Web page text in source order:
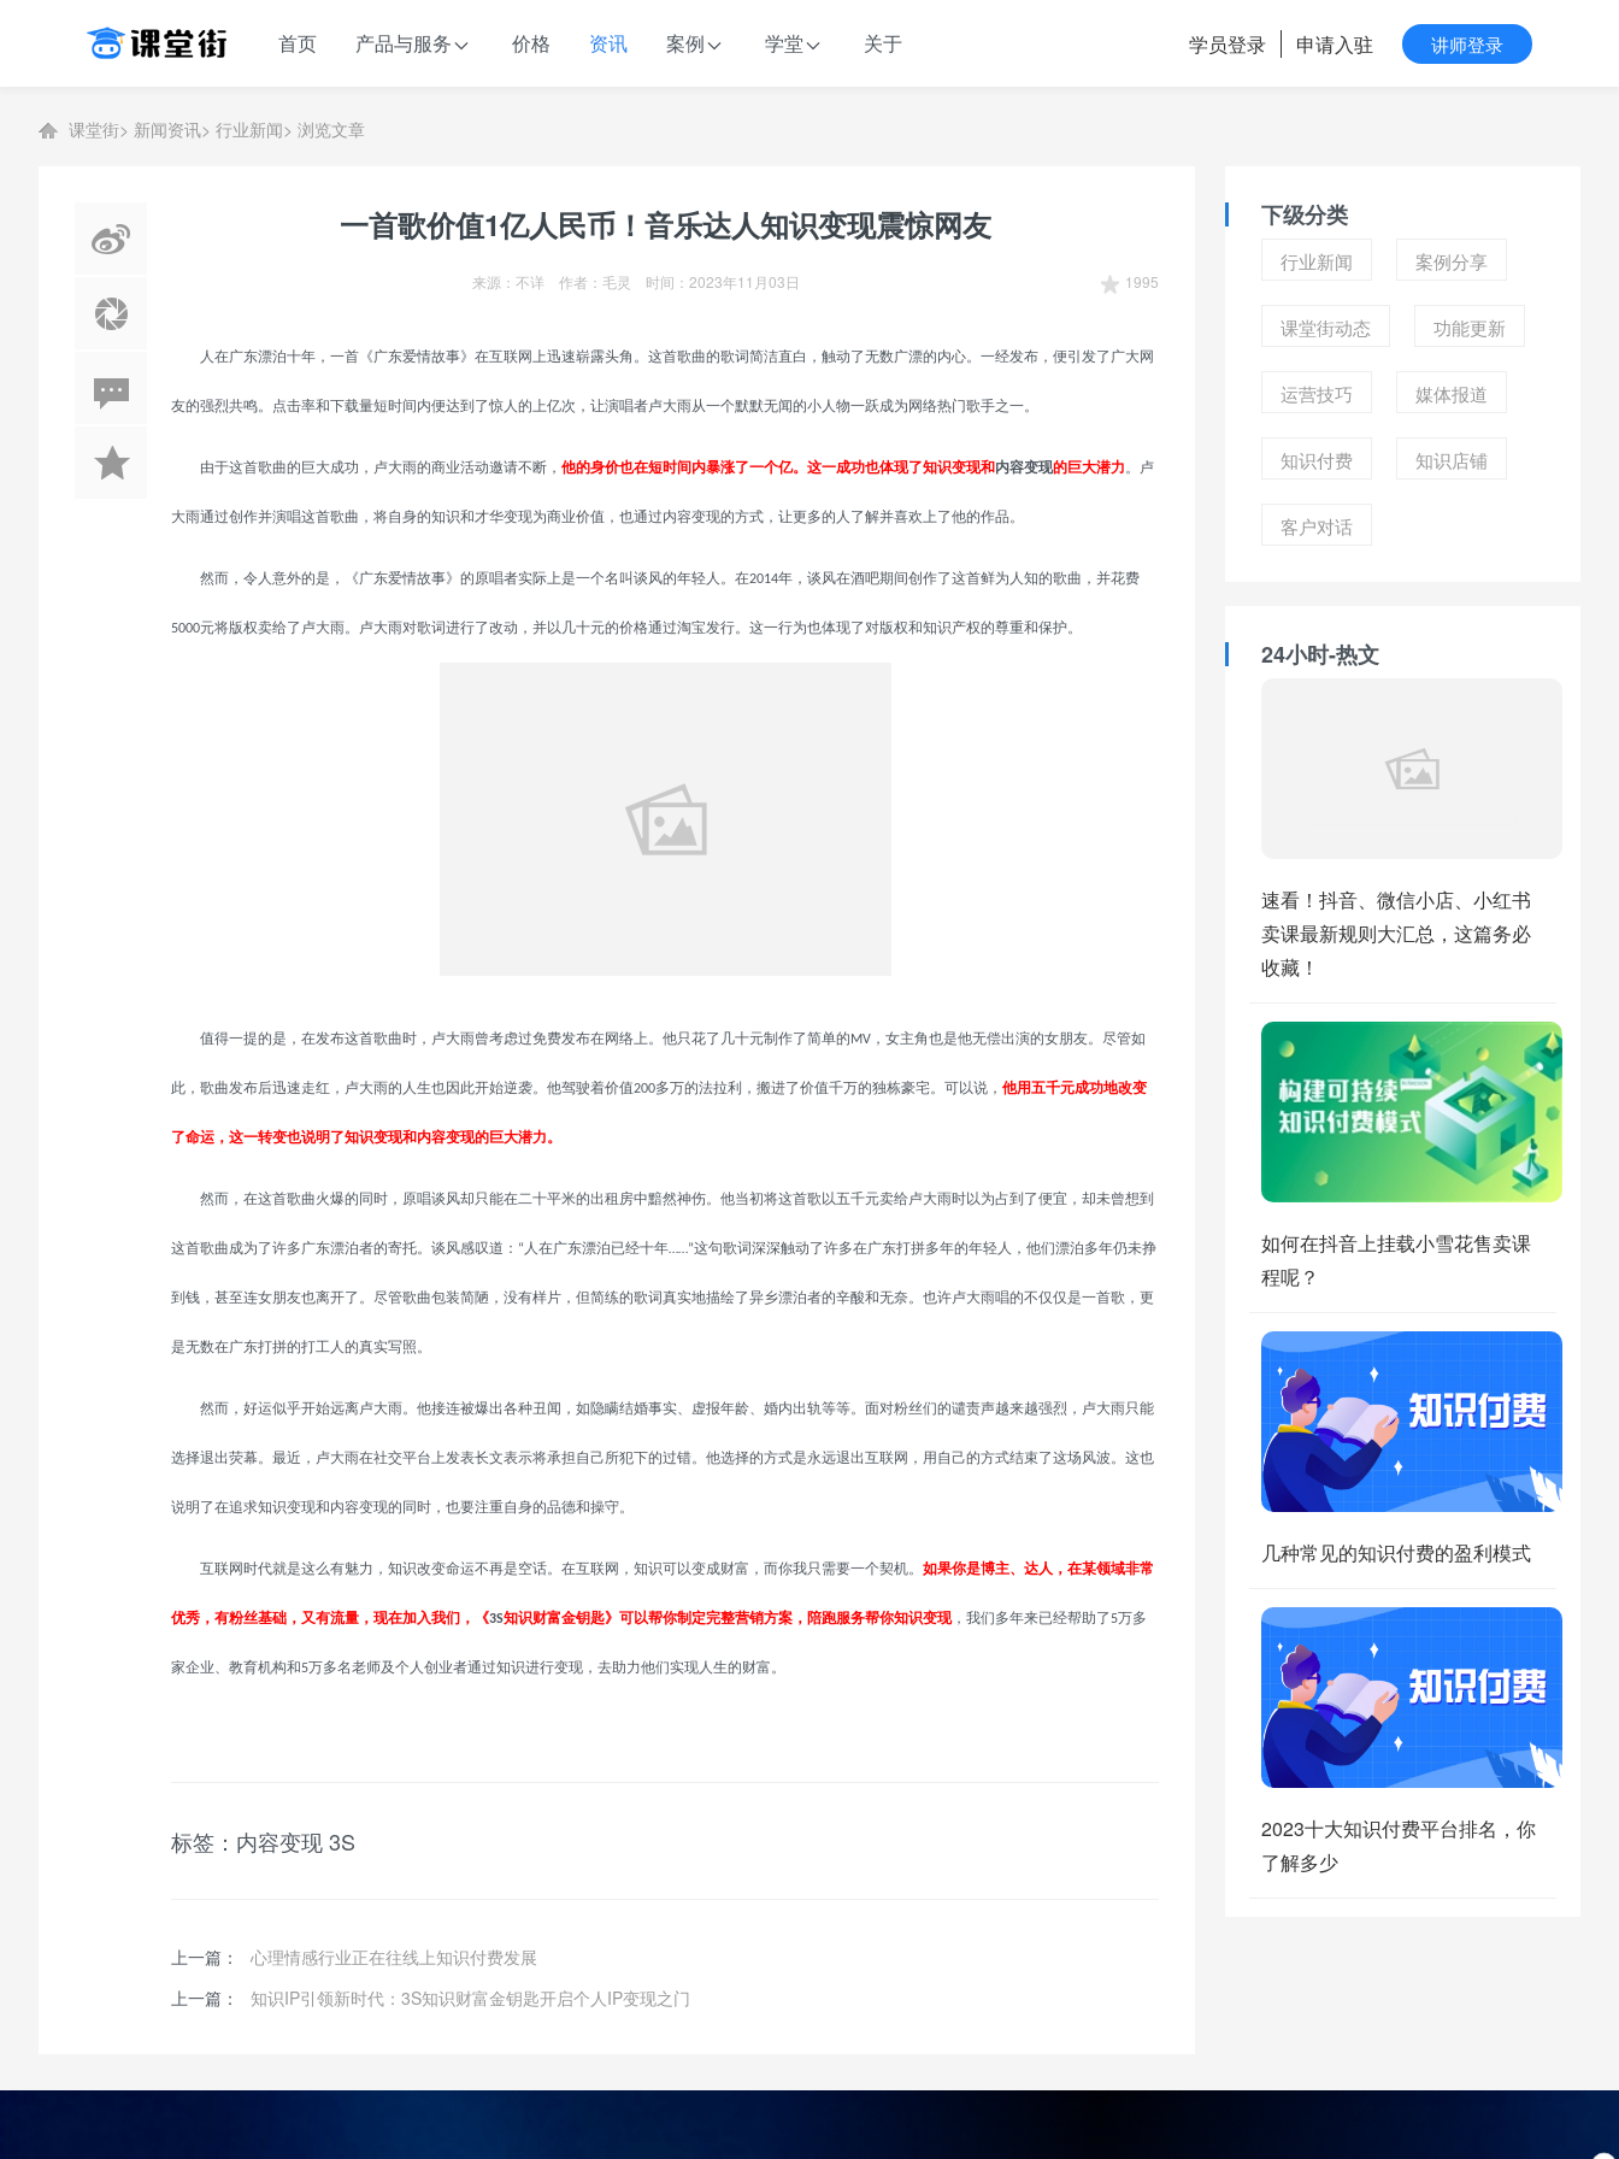
首页 产品与服务 价格 资讯 案例 学堂 关于 学员登录 申请入驻 讲师登录
课堂街> 新闻资讯> 行业新闻> 浏览文章
一首歌价值1亿人民币！音乐达人知识变现震惊网友
1995
来源：不详 作者：毛灵 时间：2023年11月03日
人在广东漂泊十年，一首《广东爱情故事》在互联网上迅速崭露头角。这首歌曲的歌词简洁直白，触动了无数广漂的内心。一经发布，便引发了广大网
友的强烈共鸣。点击率和下载量短时间内便达到了惊人的上亿次，让演唱者卢大雨从一个默默无闻的小人物一跃成为网络热门歌手之一。
由于这首歌曲的巨大成功，卢大雨的商业活动邀请不断， 他的身价也在短时间内暴涨了一个亿。这一成功也体现了知识变现和 内容变现的巨大潜力。卢
大雨通过创作并演唱这首歌曲，将自身的知识和才华变现为商业价值，也通过内容变现的方式，让更多的人了解并喜欢上了他的作品。
然而，令人意外的是，《广东爱情故事》的原唱者实际上是一个名叫谈风的年轻人。在2014年，谈风在酒吧期间创作了这首鲜为人知的歌曲，并花费
5000元将版权卖给了卢大雨。卢大雨对歌词进行了改动，并以几十元的价格通过淘宝发行。这一行为也体现了对版权和知识产权的尊重和保护。
值得一提的是，在发布这首歌曲时，卢大雨曾考虑过免费发布在网络上。他只花了几十元制作了简单的 MV ，女主角也是他无偿出演的女朋友。尽管如
此，歌曲发布后迅速走红，卢大雨的人生也因此开始逆袭。他驾驶着价值200多万的法拉利，搬进了价值千万的独栋豪宅。可以说， 他用五千元成功地改变
了命运 ， 这一转变也说明了知识变现和内容变现的巨大潜力。
然而，在这首歌曲火爆的同时，原唱谈风却只能在二十平米的出租房中黯然神伤。他当初将这首歌以五千元卖给卢大雨时以为占到了便宜，却未曾想到
这首歌曲成为了许多广东漂泊者的寄托。谈风感叹道： “ 人在广东漂泊已经十年……”这句歌词深深触动了许多在广东打拼多年的年轻人，他们漂泊多年仍未挣
到钱，甚至连女朋友也离开了。尽管歌曲包装简陋，没有样片，但简练的歌词真实地描绘了异乡漂泊者的辛酸和无奈。也许卢大雨唱的不仅仅是一首歌，更
是无数在广东打拼的打工人的真实写照。
然而，好运似乎开始远离卢大雨。他接连被爆出各种丑闻，如隐瞒结婚事实、虚报年龄、婚内出轨等等。面对粉丝们的谴责声越来越强烈，卢大雨只能
选择退出荧幕。最近，卢大雨在社交平台上发表长文表示将承担自己所犯下的过错。他选择的方式是永远退出互联网，用自己的方式结束了这场风波。这也
说明了在追求知识变现和内容变现的同时，也要注重自身的品德和操守。
互联网时代就是这么有魅力，知识改变命运不再是空话。在互联网，知识可以变成财富，而你我只需要一个契机。 如果你是博主、达人，在某领域非常
优秀，有粉丝基础，又有流量，现在加入我们，《3S知识财富金钥匙》可以帮你制定完整营销方案，陪跑服务帮你知识变现，我们多年来已经帮助了5万多
家企业、教育机构和5万多名老师及个人创业者通过知识进行变现，去助力他们实现人生的财富。
标签： 内容变现3S
上一篇：
心理情感行业正在往线上知识付费发展
上一篇：
知识IP引领新时代：3S知识财富金钥匙开启个人IP变现之门
下级分类
行业新闻 案例分享
课堂街动态 功能更新
运营技巧 媒体报道
知识付费 知识店铺
客户对话
24小时-热文
速看！抖音、微信小店、小红书
卖课最新规则大汇总，这篇务必
收藏！
如何在抖音上挂载小雪花售卖课
程呢？
几种常见的知识付费的盈利模式
2023十大知识付费平台排名，你
了解多少